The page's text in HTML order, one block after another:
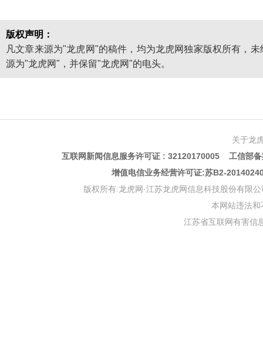
版权声明：
凡文章来源为"龙虎网"的稿件，均为龙虎网独家版权所有，
源为"龙虎网"，并保留"龙虎网"的电头。
关于龙
互联网新闻信息服务许可证 : 32120170005 工信部
增值电信业务经营许可证:苏B2-
版权所有:龙虎网·江苏龙虎网信息科技股份有限
本网站违法
江苏省互联网有害